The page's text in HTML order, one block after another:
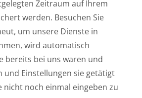
Zeitraum auf Ihrem
werden. Besuchen Sie
um unsere Dienste in
wird automatisch
bereits bei uns waren und
und Einstellungen sie getätigt
nicht noch einmal eingeben zu